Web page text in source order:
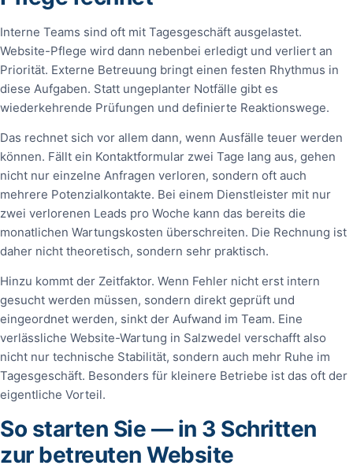
Interne Teams sind oft mit Tagesgeschäft ausgelastet.
Website-Pflege wird dann nebenbei erledigt und verliert an
Priorität. Externe Betreuung bringt einen festen Rhythmus in
diese Aufgaben. Statt ungeplanter Notfälle gibt es
wiederkehrende Prüfungen und definierte Reaktionswege.
Das rechnet sich vor allem dann, wenn Ausfälle teuer werden
können. Fällt ein Kontaktformular zwei Tage lang aus, gehen
nicht nur einzelne Anfragen verloren, sondern oft auch
mehrere Potenzialkontakte. Bei einem Dienstleister mit nur
zwei verlorenen Leads pro Woche kann das bereits die
monatlichen Wartungskosten überschreiten. Die Rechnung ist
daher nicht theoretisch, sondern sehr praktisch.
Hinzu kommt der Zeitfaktor. Wenn Fehler nicht erst intern
gesucht werden müssen, sondern direkt geprüft und
eingeordnet werden, sinkt der Aufwand im Team. Eine
verlässliche Website-Wartung in Salzwedel verschafft also
nicht nur technische Stabilität, sondern auch mehr Ruhe im
Tagesgeschäft. Besonders für kleinere Betriebe ist das oft der
eigentliche Vorteil.
So starten Sie — in 3 Schritten
zur betreuten Website